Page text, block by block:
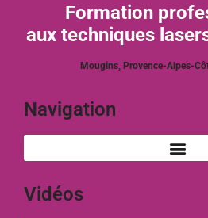
Formation
aux techniques
Mougins, Provence-Alpes-
Navigation
Vidéos